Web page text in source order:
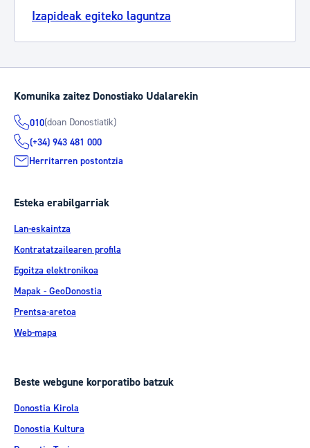
Izapideak egiteko laguntza
Komunika zaitez Donostiako Udalarekin
010(doan Donostiatik)
(+34) 943 481 000
Herritarren postontzia
Esteka erabilgarriak
Lan-eskaintza
Kontratatzailearen profila
Egoitza elektronikoa
Mapak - GeoDonostia
Prentsa-aretoa
Web-mapa
Beste webgune korporatibo batzuk
Donostia Kirola
Donostia Kultura